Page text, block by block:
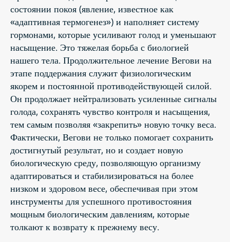
состоянии покоя (явление, известное как
«адаптивная термогенез») и наполняет систему
гормонами, которые усиливают голод и уменьшают
насыщение. Это тяжелая борьба с биологией
нашего тела. Продолжительное лечение Вегови на
этапе поддержания служит физиологическим
якорем и постоянной противодействующей силой.
Он продолжает нейтрализовать усиленные сигналы
голода, сохранять чувство контроля и насыщения,
тем самым позволяя «закрепить» новую точку веса.
Фактически, Вегови не только помогает сохранить
достигнутый результат, но и создает новую
биологическую среду, позволяющую организму
адаптироваться и стабилизироваться на более
низком и здоровом весе, обеспечивая при этом
инструменты для успешного противостояния
мощным биологическим давлениям, которые
толкают к возврату к прежнему весу.